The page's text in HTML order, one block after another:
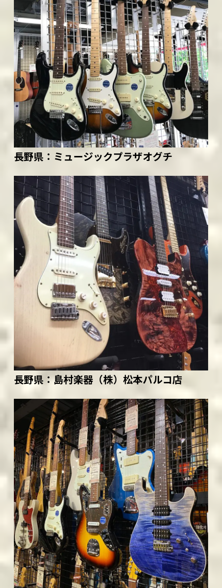
長野県： ミュージックプラザオグチ
長野県：島村楽器（株）松本パルコ店